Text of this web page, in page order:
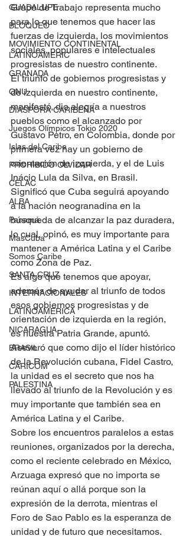
GUADALUPE
BLOQUEO
MOVIMIENTO CONTINENTAL
LATINOAMERIC
GRANADA
ONU
DIÁSPORA CARIBEÑA
Juegos Olímpicos Tokio 2020
Islas del Caribe
PROHIBIDO OLVIDAR
CELAC
ALBA
Panamá
MasCuba
Somos Caribe
SANTA CRUZ
INTERNACIONALES
LATINOAMERICA
NICARAGUA
BRASIL
CARICOM
PALESTINA
Grupo de Trabajo representa mucho
para lo que tenemos que hacer las
fuerzas de izquierda, los movimientos
sociales, populares e intelectuales
progresistas de nuestro continente.
El triunfo de gobiernos progresistas y
de izquierda en nuestro continente,
manifestó, dio alegría a nuestros
pueblos como el alcanzado por
Gustavo Petro, en Colombia, donde por
primera vez hay un gobierno de
orientación de izquierda, y el de Luis
Inácio Lula da Silva, en Brasil.
Significó que Cuba seguirá apoyando
a la nación neogranadina en la
búsqueda de alcanzar la paz duradera,
lo cual, opinó, es muy importante para
mantener a América Latina y el Caribe
como Zona de Paz.
Es algo que tenemos que apoyar,
además de ayudar al triunfo de todos
esos gobiernos progresistas y de
orientación de izquierda en la región,
es nuestra Patria Grande, apuntó.
Aseveró que como dijo el líder histórico
de la Revolución cubana, Fidel Castro,
la unidad es el secreto que nos ha
llevado al triunfo de la Revolución y es
muy importante que también sea en
América Latina y el Caribe.
Sobre los encuentros paralelos a estas
reuniones, organizados por la derecha,
como el reciente celebrado en México,
Arzuaga expresó que no importa se
reúnan aquí o allá porque son la
expresión de la derrota, mientras el
Foro de Sao Pablo es la esperanza de
unidad y de futuro que necesitamos.